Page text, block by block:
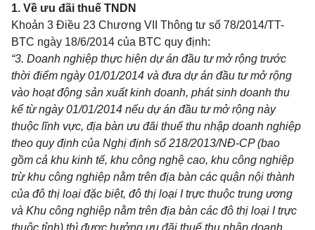
1. Về ưu đãi thuế TNDN
Khoản 3 Điều 23 Chương VII Thông tư số 78/2014/TT-
BTC ngày 18/6/2014 của BTC quy định:
“3. Doanh nghiệp thực hiện dự án đầu tư mở rộng trước
thời điểm ngày 01/01/2014 và đưa dự án đầu tư mở rộng
vào hoạt động sản xuất kinh doanh, phát sinh doanh thu
kể từ ngày 01/01/2014 nếu dự án đầu tư mở rộng này
thuộc lĩnh vực, địa bàn ưu đãi thuế thu nhập doanh nghiệp
theo quy định của Nghị định số 218/2013/NĐ-CP (bao
gồm cả khu kinh tế, khu công nghệ cao, khu công nghiệp
trừ khu công nghiệp nằm trên địa bàn các quận nội thành
của đô thị loại đặc biệt, đô thị loại I trực thuộc trung ương
và Khu công nghiệp nằm trên địa bàn các đô thị loại I trực
thuộc tỉnh) thì được hưởng ưu đãi thuế thu nhập doanh